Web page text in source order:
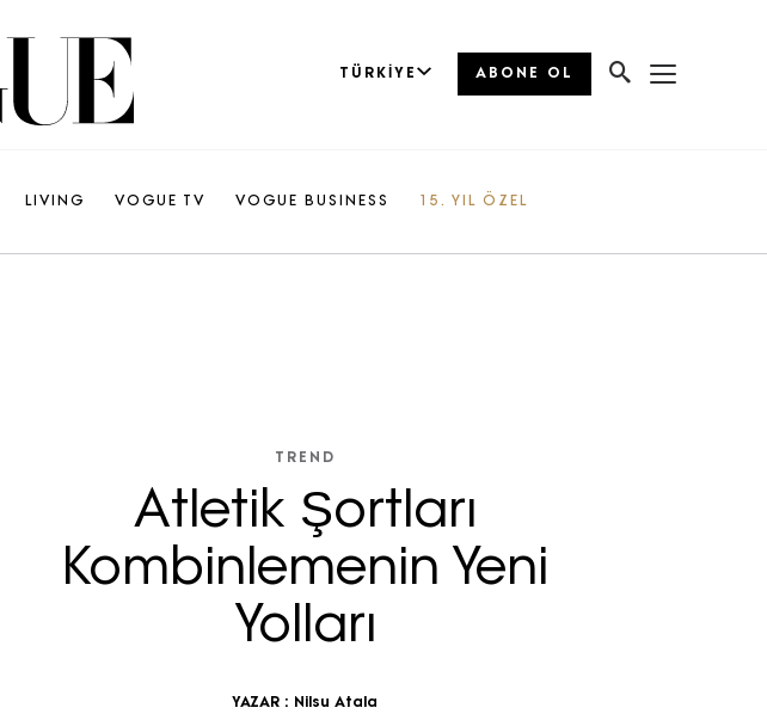
TÜRKIYE ABONE OL
LIVING VOGUE TV VOGUE BUSINESS 15. YIL ÖZEL
TREND
Atletik Şortları
Kombinlemenin Yeni
Yolları
YAZAR : Nilsu Atala